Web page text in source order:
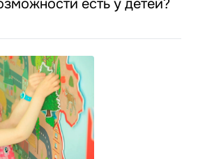
есть у детей?